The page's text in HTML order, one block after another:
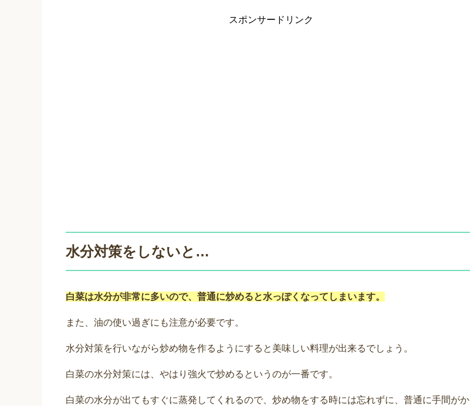
スポンサードリンク
水分対策をしないと…
白菜は水分が非常に多いので、普通に炒めると水っぽくなってしまいます。
また、油の使い過ぎにも注意が必要です。
水分対策を行いながら炒め物を作るようにすると美味しい料理が出来るでしょう。
白菜の水分対策には、やはり強火で炒めるというのが一番です。
白菜の水分が出てもすぐに蒸発してくれるので、炒め物をする時には忘れずに、普通に手間がか